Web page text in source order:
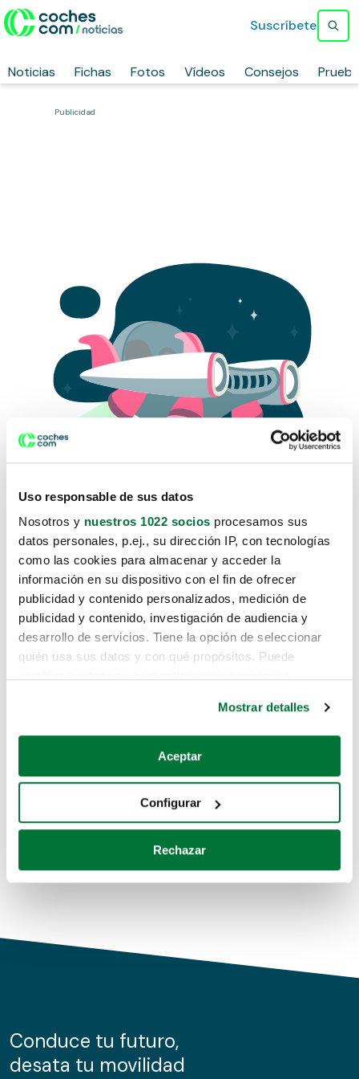
Uso responsable de sus datos
Nosotros y nuestros 1022 socios procesamos sus
datos personales, p.ej., su dirección IP, con tecnologías
como las cookies para almacenar y acceder la
información en su dispositivo con el fin de ofrecer
publicidad y contenido personalizados, medición de
publicidad y contenido, investigación de audiencia y
desarrollo de servicios. Tiene la opción de seleccionar
quién usa sus datos y con qué propósitos. Puede
Si lo permite, también quisiéramos:
Recopilar información sobre su ubicación geográfica
Identificar su dispositivo analizándolo activamente
para buscar características específicas (huellas
Obtenga más información sobre cómo se procesan sus
de cookies.
información sobre el uso que haga del sitio web con
nuestros partners de redes sociales, publicidad y análisis
Mostrar detalles
Aceptar
Configurar
Rechazar
Noticias Fichas Fotos Vídeos Consejos
Suscríbete
Publicidad
Lo sentimos, no sabemos como
te hemos traido hasta aquí.
Pero puedes encontrar el coche que estás
buscando en alguno de estos enlaces:
Coches de segunda mano
Coches de km0
Conduce tu futuro,
desata tu movilidad